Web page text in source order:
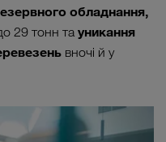
обладнання,
29 тонн та уникання
вночі й у